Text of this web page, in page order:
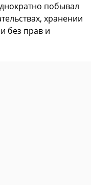
побывал
хранении
без прав и